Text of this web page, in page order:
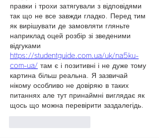
правки і трохи затягували з відповідями
так що не все завжди гладко. Перед тим
як вирішувати де замовляти гляньте
наприклад оцей розбір зі зведеними
https://studentguide.com.ua/uk/na5ku-
com-ua/ там є і позитивні і не дуже тому
картина більш реальна. Я зазвичай
нікому особливо не довіряю в таких
питаннях але тут принаймні виглядає як
щось що можна перевірити заздалегідь.